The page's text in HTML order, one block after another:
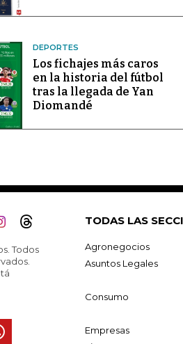
DEPORTES
Los fichajes más caros
en la historia del fútbol
tras la llegada de Yan
Diomandé
Todos
TODAS LAS
Agronegocios
Asuntos Legales
Consumo
Empresas